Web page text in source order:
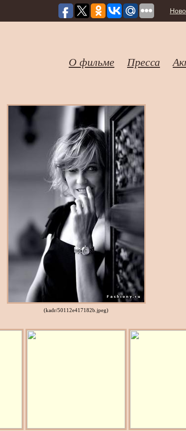
О фильме Пресса
(kadr/50112e417182b.jpeg)